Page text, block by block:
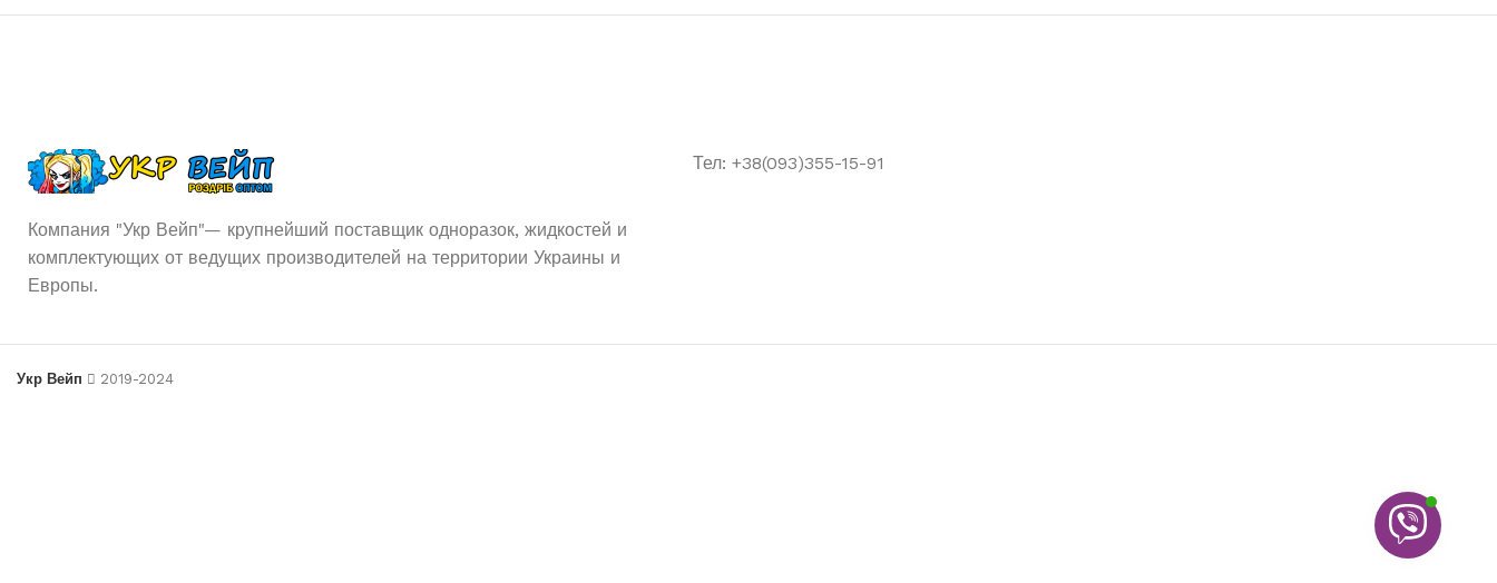
Компания "Укр Вейп"— крупнейший поставщик одноразок, жидкостей и
комплектующих от ведущих производителей на территории Украины и
Европы.
Тел: +38(093)355-15-91
Укр Вейп 2019-2024